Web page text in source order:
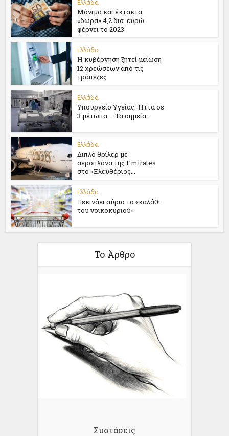
Ελλάδα
Μόνιμα και έκτακτα
«δώρα» 4,2 δισ. ευρώ
φέρνει το 2023
Ελλάδα
Η κυβέρνηση ζητεί μείωση
12 χρεώσεων από τις
τράπεζες
Ελλάδα
Υπουργείο Υγείας: Ήττα σε
3 μέτωπα – Τα σημεία...
Ελλάδα
Διπλό θρίλερ με
αεροπλάνα της Emirates
στο «Ελευθέριος...
Ελλάδα
Ξεκινάει αύριο το «καλάθι
του νοικοκυριού»
Το Άρθρο
Συστάσεις